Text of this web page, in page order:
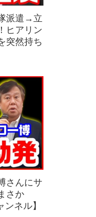
派遣→立
ヒアリン
突然持ち
さんにサ
さか
ネル】